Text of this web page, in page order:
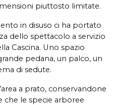
piuttosto limitate.
in disuso ci ha portato
dello spettacolo a servizio
Cascina. Uno spazio
pedana, un palco, un
di sedute.
a prato, conservandone
che le specie arboree